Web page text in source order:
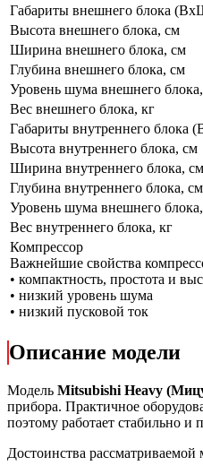
Габариты внешнего блока
Высота внешнего блока, см
Ширина внешнего блока, см
Глубина внешнего блока, см
Уровень шума внешнего
Вес внешнего блока, кг
Габариты внутреннего блока
Высота внутреннего блока, см
Ширина внутреннего блока, см
Глубина внутреннего блока, см
Уровень шума внешнего
Вес внутреннего блока, кг
Компрессор
Важнейшие свойства
• компактность, простота и
• низкий уровень шума
• низкий пусковой ток
Описание модели
Модель Mitsubishi Heavy
прибора. Практичное
поэтому работает стабильно и
Достоинства